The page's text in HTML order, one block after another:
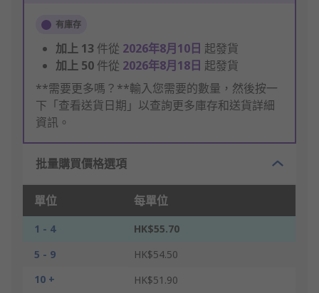
有庫存
加上 13 件從 2026年8月10日 起發貨
加上 50 件從 2026年8月18日 起發貨
**需要更多嗎？**輸入您需要的數量，然後按一
下「查看送貨日期」以查詢更多庫存和送貨詳細
資訊。
批量購買價格選項
單位 每單位
1 - 4
HK$55.70
5 - 9
HK$54.50
10 +
HK$51.90